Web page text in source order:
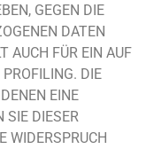
GEGEN DIE
DATEN
AUCH FÜR EIN AUF
DIE
EINE
SIE DIESER
WIDERSPRUCH